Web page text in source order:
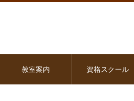
教室案内 資格スクール